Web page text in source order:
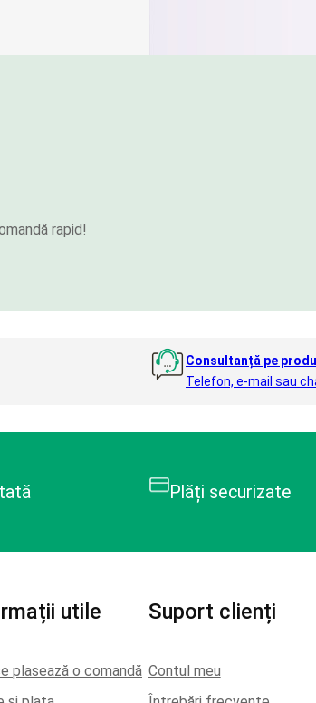
rapid!
Consultanță pe
Telefon, e-mail sau
Plăți securizate
utile
plasează o comandă
Suport clienți
Contul meu